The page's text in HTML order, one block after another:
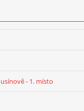
© 2026 eStránky.cz |RSS
- 1. místo